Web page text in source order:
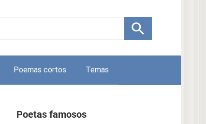
Poemas cortos Temas
Poetas famosos